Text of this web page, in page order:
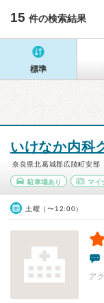
15 件の検索結果
標準
いけなか内科
奈良県北葛城郡広陵町安部
駐車場あり マイ
土曜（〜12:00）
ア